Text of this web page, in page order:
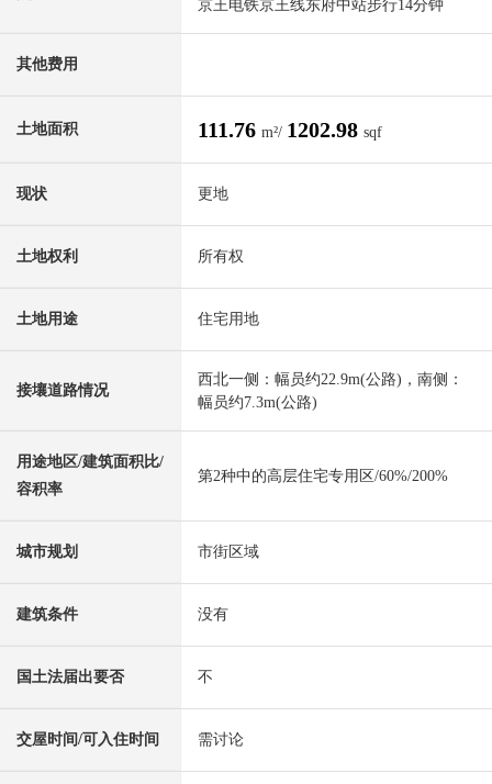
京王电铁京王线东府中站步行14分钟
其他费用
土地面积 111.76 m²/ 1202.98 sqf
现状 更地
土地权利 所有权
土地用途 住宅用地
接壤道路情况
西北一侧：幅员约22.9m(公路)，南侧：
幅员约7.3m(公路)
用途地区/建筑面积比/
容积率
第2种中的高层住宅专用区/60%/200%
城市规划 市街区域
建筑条件 没有
国土法届出要否 不
交屋时间/可入住时间 需讨论